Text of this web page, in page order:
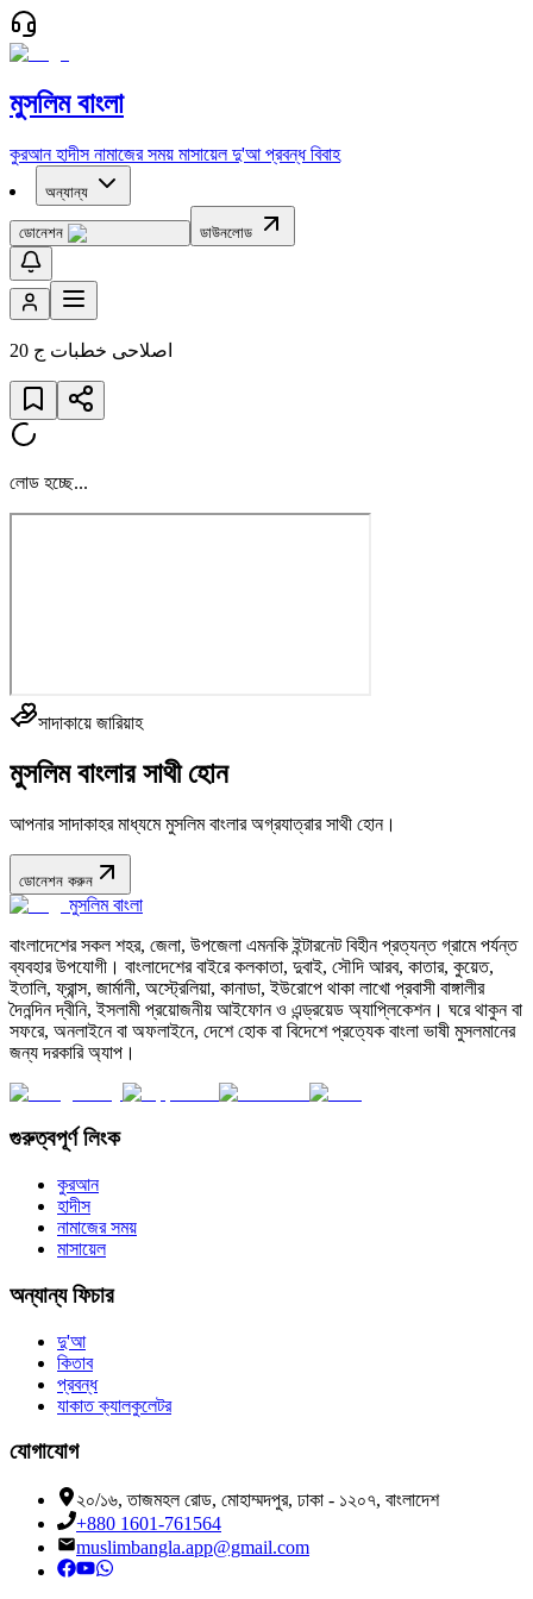
মুসলিম বাংলা
কুরআন হাদীস নামাজের সময় মাসায়েল দু'আ প্রবন্ধ বিবাহ
অন্যান্য
ডোনেশন ডাউনলোড
اصلاحى خطبات ج 20
লোড হচ্ছে...
সাদাকায়ে জারিয়াহ
মুসলিম বাংলার সাথী হোন
আপনার সাদাকাহর মাধ্যমে মুসলিম বাংলার অগ্রযাত্রার সাথী হোন।
ডোনেশন করুন
মুসলিম বাংলা
বাংলাদেশের সকল শহর, জেলা, উপজেলা এমনকি ইন্টারনেট বিহীন প্রত্যন্ত গ্রামে পর্যন্ত
ব্যবহার উপযোগী। বাংলাদেশের বাইরে কলকাতা, দুবাই, সৌদি আরব, কাতার, কুয়েত,
ইতালি, ফ্রান্স, জার্মানী, অস্ট্রেলিয়া, কানাডা, ইউরোপে থাকা লাখো প্রবাসী বাঙ্গালীর
দৈনন্দিন দ্বীনি, ইসলামী প্রয়োজনীয় আইফোন ও এন্ড্রয়েড অ্যাপ্লিকেশন। ঘরে থাকুন বা
সফরে, অনলাইনে বা অফলাইনে, দেশে হোক বা বিদেশে প্রত্যেক বাংলা ভাষী মুসলমানের
জন্য দরকারি অ্যাপ।
গুরুত্বপূর্ণ লিংক
কুরআন
হাদীস
নামাজের সময়
মাসায়েল
অন্যান্য ফিচার
দু'আ
কিতাব
প্রবন্ধ
যাকাত ক্যালকুলেটর
যোগাযোগ
২০/১৬, তাজমহল রোড, মোহাম্মদপুর, ঢাকা - ১২০৭, বাংলাদেশ
+880 1601-761564
muslimbangla.app@gmail.com